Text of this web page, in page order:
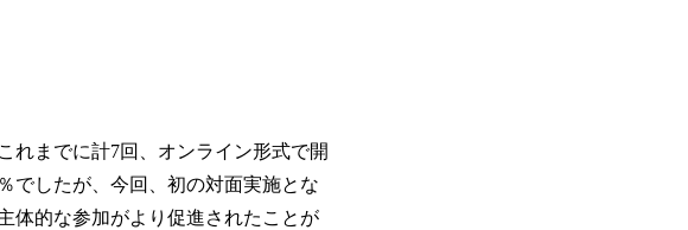
れまでに計7回、オンライン形式で開
でしたが、今回、初の対面実施とな
体的な参加がより促進されたことが